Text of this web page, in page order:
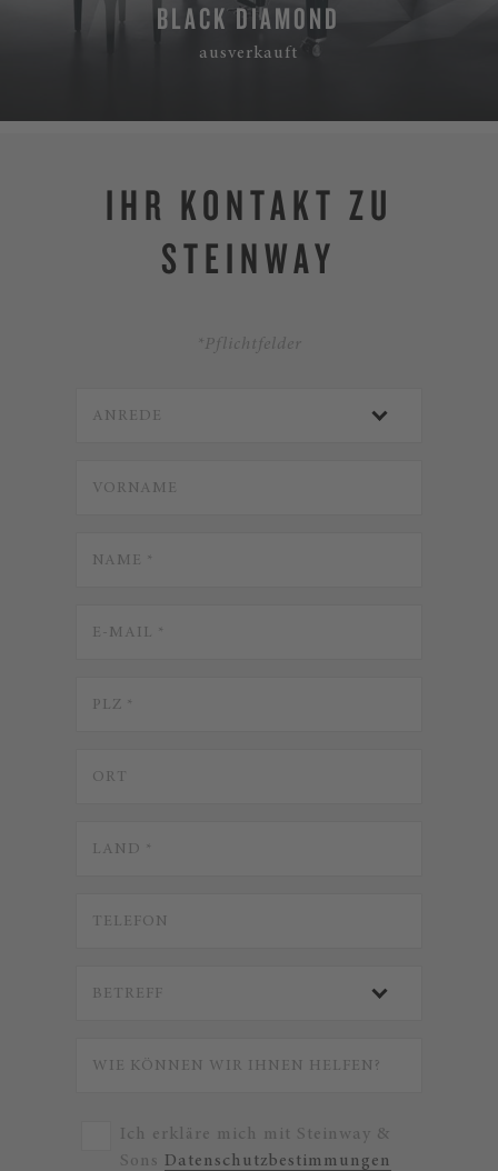
BLACK DIAMOND
ausverkauft
IHR KONTAKT ZU
STEINWAY
*Pflichtfelder
Ich erkläre mich mit Steinway &
Sons Datenschutzbestimmungen